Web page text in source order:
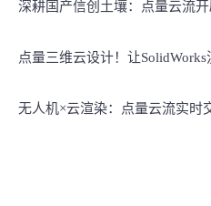
深耕国产信创土壤：点量云流
点量三维云设计！让
无人机×云渲染：点量云流实时